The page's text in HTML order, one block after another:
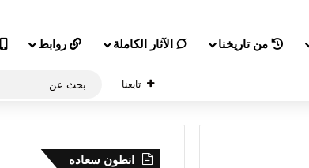
من تاريخنا الآثار الكاملة روابط
تابعنا
انطون سعاده